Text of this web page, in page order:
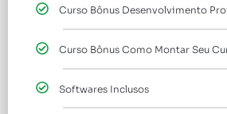
Curso Bônus Desenvolvimento
Curso Bônus Como Montar Seu
Softwares Inclusos